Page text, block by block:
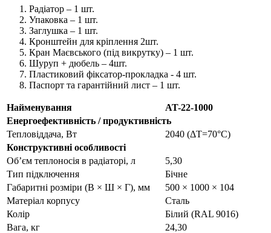
Радіатор – 1 шт.
Упаковка – 1 шт.
Заглушка – 1 шт.
Кронштейн для кріплення 2шт.
Кран Маєвського (під викрутку) – 1 шт.
Шуруп + дюбель – 4шт.
Пластиковий фіксатор-прокладка - 4 шт.
Паспорт та гарантійний лист – 1 шт.
Найменування
AT-22-1000
Енергоефективність / продуктивність
Тепловіддача, Вт
2040 (ΔТ=70°С)
Конструктивні особливості
Обʼєм теплоносія в радіаторі, л
5,30
Тип підключення
Бічне
Габаритні розміри (В × Ш × Г), мм
500 × 1000 × 104
Матеріал корпусу
Сталь
Колір
Білий (RAL 9016)
Вага, кг
24,30